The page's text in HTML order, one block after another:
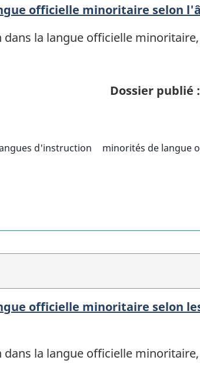
officielle minoritaire selon
la langue officielle
Dossier publié :
d'instruction minorités de langue
officielle minoritaire selon
la langue officielle